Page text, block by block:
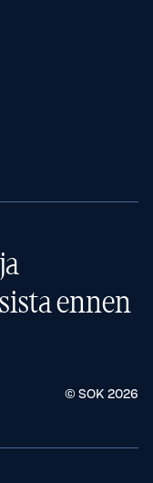
ennen
© SOK 2026